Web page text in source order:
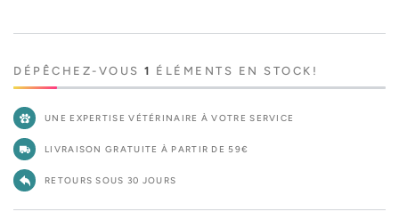
Care
Pâtée
pour
Care
pour
DÉPÊCHEZ-VOUS 1 ÉLÉMENTS EN STOCK!
UNE EXPERTISE VÉTÉRINAIRE À VOTRE SERVICE
LIVRAISON GRATUITE À PARTIR DE 59€
RETOURS SOUS 30 JOURS